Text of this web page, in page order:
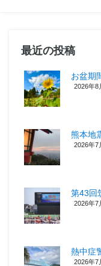
最近の投稿
お盆期
2026年8
熊本地
2026年7
第43回
2026年7
熱中症
2026年7